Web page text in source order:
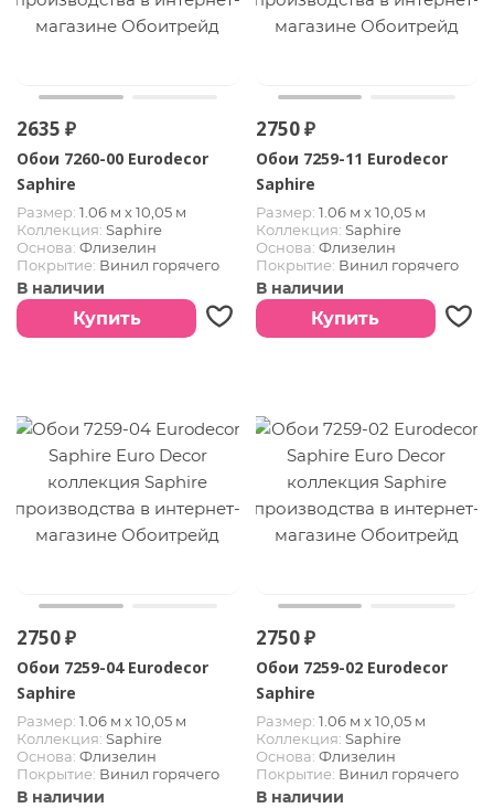
2635 ₽
Обои 7260-00 Eurodecor
Saphire
Размер: 1.06 м х 10,05 м
Коллекция: Saphire
Основа: Флизелин
Покрытие: Винил горячего
тиснения
В наличии
Купить
2750 ₽
Обои 7259-11 Eurodecor
Saphire
Размер: 1.06 м х 10,05 м
Коллекция: Saphire
Основа: Флизелин
Покрытие: Винил горячего
тиснения
В наличии
Купить
2750 ₽
Обои 7259-04 Eurodecor
Saphire
Размер: 1.06 м х 10,05 м
Коллекция: Saphire
Основа: Флизелин
Покрытие: Винил горячего
тиснения
В наличии
2750 ₽
Обои 7259-02 Eurodecor
Saphire
Размер: 1.06 м х 10,05 м
Коллекция: Saphire
Основа: Флизелин
Покрытие: Винил горячего
тиснения
В наличии